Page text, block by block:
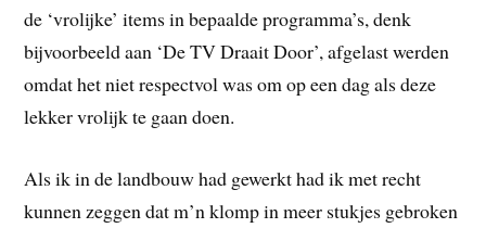
de ‘vrolijke’ items in bepaalde programma’s, denk
bijvoorbeeld aan ‘De TV Draait Door’, afgelast werden
omdat het niet respectvol was om op een dag als deze
lekker vrolijk te gaan doen.
Als ik in de landbouw had gewerkt had ik met recht
kunnen zeggen dat m’n klomp in meer stukjes gebroken